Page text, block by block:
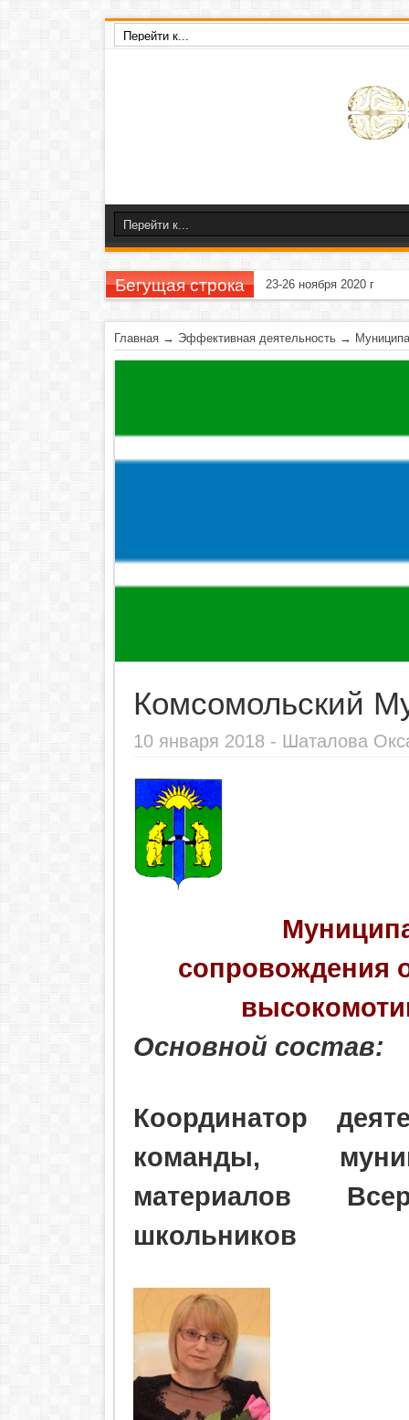
Бегущая строка 23-26 ноября 2020 г
Главная → Эффективная деятельность →
Комсомольский
10 января 2018 - Шаталова
сопровождения
Основной состав:
Координатор
команды, м
материалов
школьников